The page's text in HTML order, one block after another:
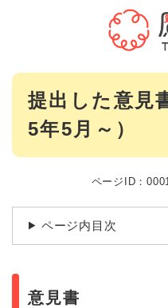
メニュー
本
提出した意見
5年5月～）
ページID：
ページ内目次
意見書